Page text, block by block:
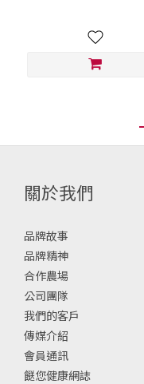
關於我們
品牌故事
品牌精神
合作農場
公司團隊
我們的客戶
傳媒介紹
會員通訊
餸您健康網誌